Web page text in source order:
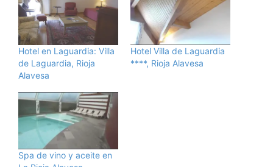
Hotel en Laguardia: Villa
de Laguardia, Rioja
Alavesa
Hotel Villa de Laguardia
****, Rioja Alavesa
Spa de vino y aceite en